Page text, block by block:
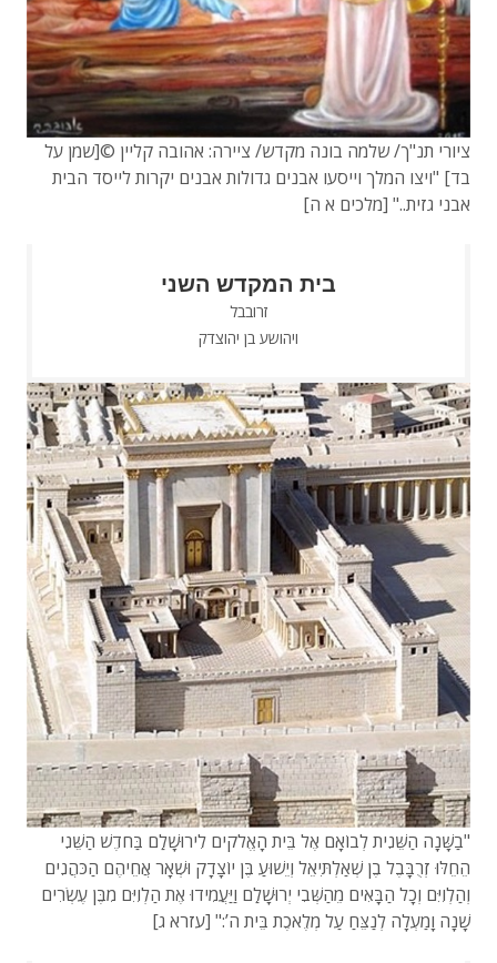
ציורי תנ"ך/ שלמה בונה מקדש/ ציירה: אהובה קליין ©[שמן על
בד] "ויצו המלך וייסעו אבנים גדולות אבנים יקרות לייסד הבית
אבני גזית.." [מלכים א ה]
בית המקדש השני
זרובבל
ויהושע בן יהוצדק
"בַשָּׁנָה הַשֵּׁנִית לְבוֹאָם אֶל בֵּית הָאֱלֹקים לִירוּשָׁלִַם בַּחֹדֶשׁ הַשֵּׁנִי
הֵחֵלּוּ זְרֻבָּבֶל בֶן שְׁאַלְתִּיאֵל וְיֵשׁוּעַ בֶּן יוֹצָדָק וּשְׁאָר אֲחֵיהֶם הַכֹּהֲנִים
וְהַלְוִיִּם וְכָל הַבָּאִים מֵהַשְּׁבִי יְרוּשָׁלִַם וַיַּעֲמִידוּ אֶת הַלְוִיִּם מִבֶּן עֶשְׂרִים
שָׁנָה וָמַעְלָה לְנַצֵּחַ עַל מְלֶאכֶת בֵּית ה’:" [עזרא ג]